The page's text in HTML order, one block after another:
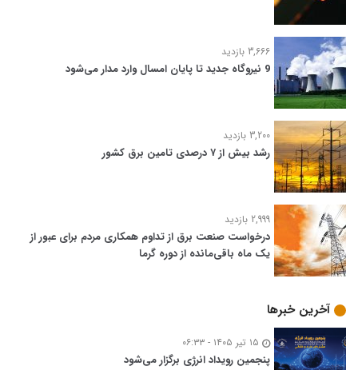
3,666 بازدید
9 نیروگاه جدید تا پایان امسال وارد مدار می‌شود
3,200 بازدید
رشد بیش از ۷ درصدی تامین برق کشور
2,999 بازدید
درخواست صنعت برق از تداوم همکاری مردم برای عبور از
یک ماه باقی‌مانده از دوره گرما
آخرین خبرها
پنجمین رویداد انرژی برگزار می‌شود